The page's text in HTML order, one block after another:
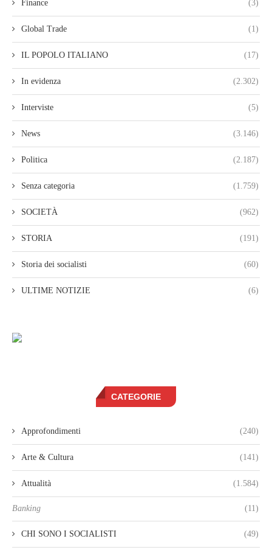
Finance (3)
Global Trade (1)
IL POPOLO ITALIANO (17)
In evidenza (2.302)
Interviste (5)
News (3.146)
Politica (2.187)
Senza categoria (1.759)
SOCIETÀ (962)
STORIA (191)
Storia dei socialisti (60)
ULTIME NOTIZIE (6)
CATEGORIE
Approfondimenti (240)
Arte & Cultura (141)
Attualità (1.584)
Banking (11)
CHI SONO I SOCIALISTI (49)